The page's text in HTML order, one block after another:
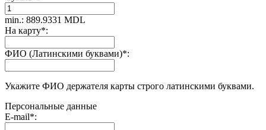
min.: 889.9331 MDL
На карту*:
ФИО (Латинскими буквами)*:
Укажите ФИО держателя карты строго латинскими буквами.
Персональные данные
E-mail*: